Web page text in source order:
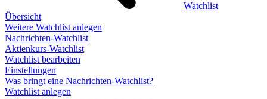
Watchlist
Übersicht
Weitere Watchlist anlegen
Nachrichten-Watchlist
Aktienkurs-Watchlist
Watchlist bearbeiten
Einstellungen
Was bringt eine Nachrichten-Watchlist?
Watchlist anlegen